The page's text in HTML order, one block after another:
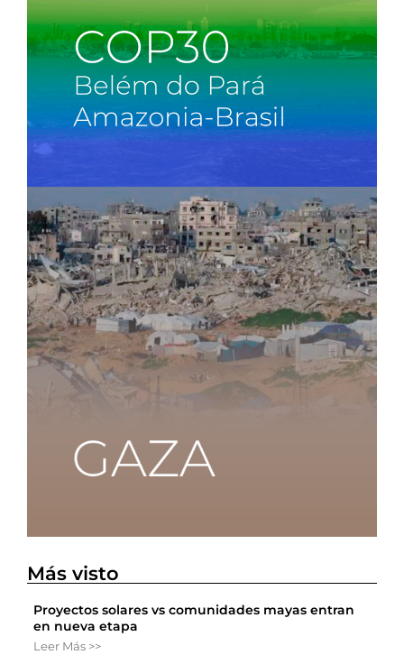
Más visto
Proyectos solares vs comunidades mayas entran
en nueva etapa
Leer Más >>